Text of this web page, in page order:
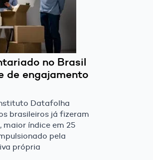
no Brasil
de engajamento
Datafolha
brasileiros já fizeram
índice em 25
pela
própria